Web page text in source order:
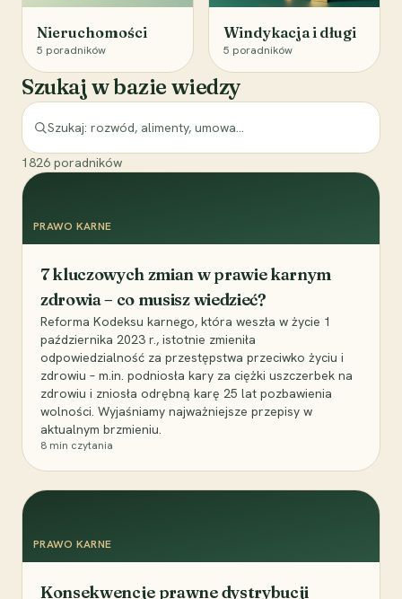
Nieruchomości
5 poradników
Windykacja i długi
5 poradników
Szukaj w bazie wiedzy
1826 poradników
PRAWO KARNE
7 kluczowych zmian w prawie karnym
zdrowia – co musisz wiedzieć?
Reforma Kodeksu karnego, która weszła w życie 1
października 2023 r., istotnie zmieniła
odpowiedzialność za przestępstwa przeciwko życiu i
zdrowiu – m.in. podniosła kary za ciężki uszczerbek na
zdrowiu i zniosła odrębną karę 25 lat pozbawienia
wolności. Wyjaśniamy najważniejsze przepisy w
aktualnym brzmieniu.
8 min czytania
PRAWO KARNE
Konsekwencje prawne dystrybucji